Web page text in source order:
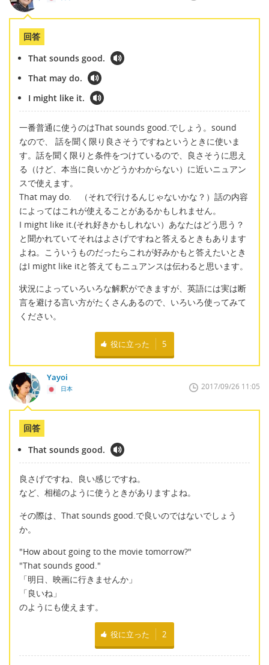
回答
That sounds good.
That may do.
I might like it.
一番普通に使うのはThat sounds good.でしょう。sound
なので、 話を聞く限り良さそうですねというときに使いま
す。話を聞く限りと条件をつけているので、良さそうに思え
る（けど、本当に良いかどうかわからない）に近いニュアン
スで使えます。
That may do. （それで行けるんじゃないかな？）話の内容
によってはこれが使えることがあるかもしれません。
I might like it.(それ好きかもしれない）あなたはどう思う？
と聞かれていてそれはよさげですねと答えるときもあります
よね。こういうものだったらこれが好みかもと答えたいとき
はI might like itと答えてもニュアンスは伝わると思います。
状況によっていろいろな解釈ができますが、英語には実は断
言を避ける言い方がたくさんあるので、いろいろ使ってみて
ください。
役に立った 5
Yayoi
日本 2017/09/26 11:05
回答
That sounds good.
良さげですね、良い感じですね。
など、相槌のように使うときがありますよね。
その際は、That sounds good.で良いのではないでしょう
か。
"How about going to the movie tomorrow?"
"That sounds good."
「明日、映画に行きませんか」
「良いね」
のようにも使えます。
役に立った 2